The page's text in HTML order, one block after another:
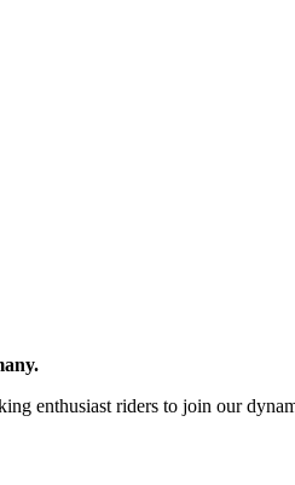
enthusiast riders to join our